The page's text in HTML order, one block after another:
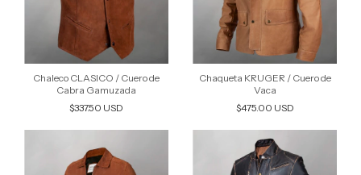
Chaleco CLASICO / Cuero de
Cabra Gamuzada
$337.50 USD
Chaqueta KRUGER / Cuero de
Vaca
$475.00 USD